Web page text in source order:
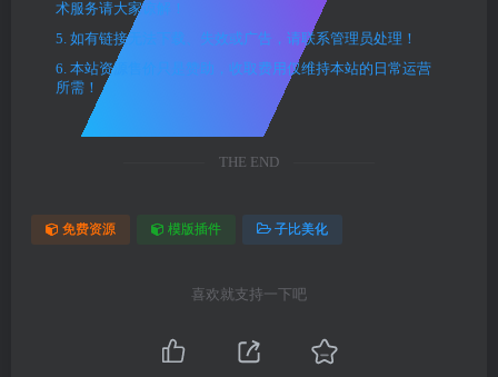
术服务请大家谅解！
5. 如有链接无法下载、失效或广告，请联系管理员处理！
6. 本站资源售价只是赞助，收取费用仅维持本站的日常运营
所需！
THE END
免费资源 模版插件 子比美化
喜欢就支持一下吧